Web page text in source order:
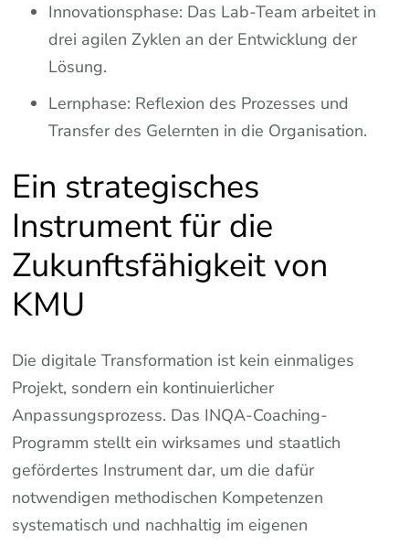
Innovationsphase: Das Lab-Team arbeitet in
drei agilen Zyklen an der Entwicklung der
Lösung.
Lernphase: Reflexion des Prozesses und
Transfer des Gelernten in die Organisation.
Ein strategisches
Instrument für die
Zukunftsfähigkeit von
KMU
Die digitale Transformation ist kein einmaliges
Projekt, sondern ein kontinuierlicher
Anpassungsprozess. Das INQA-Coaching-
Programm stellt ein wirksames und staatlich
gefördertes Instrument dar, um die dafür
notwendigen methodischen Kompetenzen
systematisch und nachhaltig im eigenen